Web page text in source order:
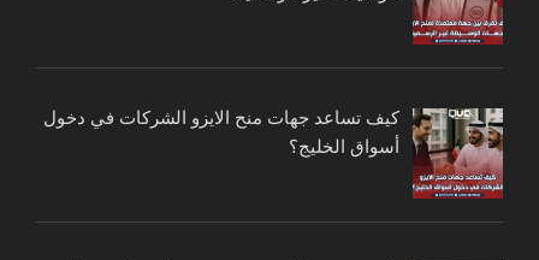
كيف تساعد جهات منح الايزو الشركات في دخول
أسواق الخليج؟